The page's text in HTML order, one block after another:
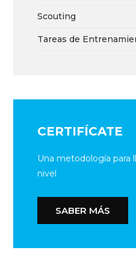
Scouting
Tareas de
CERTIFÍCATE
Una metodología para
nivel
SABER MÁS